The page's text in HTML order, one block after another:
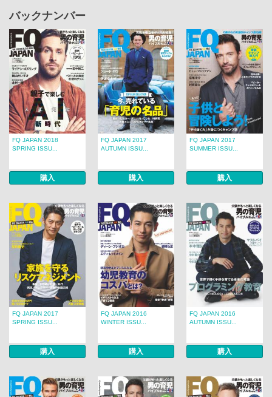
バックナンバー
FQ JAPAN 2018
SPRING ISSU...
購入
FQ JAPAN 2017
AUTUMN ISSU...
購入
FQ JAPAN 2017
SUMMER ISSU...
購入
FQ JAPAN 2017
SPRING ISSU...
購入
FQ JAPAN 2016
WINTER ISSU...
購入
FQ JAPAN 2016
AUTUMN ISSU...
購入